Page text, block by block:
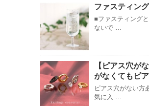
ファスティン
■ファスティング
ないで …
【ピアス穴が
がなくてもピ
ピアス穴がない方
気に入 …